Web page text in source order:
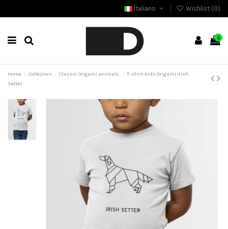
Italiano Wishlist (0)
0
Home Collezioni Classic Origami animals
T-shirt Kids Origami Irish
Setter